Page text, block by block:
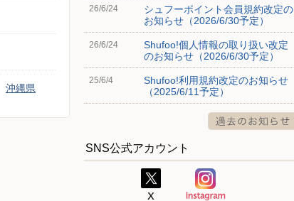
沖縄県
26/6/24
シュフーポイント会員規約改定の
お知らせ（2026/6/30予定）
26/6/24
Shufoo!個人情報の取り扱い改定
のお知らせ（2026/6/30予定）
25/6/4
Shufoo!利用規約改定のお知らせ
（2025/6/11予定）
SNS公式アカウント